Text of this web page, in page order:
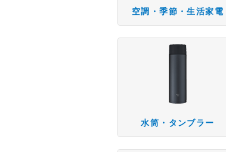
空調・季節・生活家電
水筒・タンブラー